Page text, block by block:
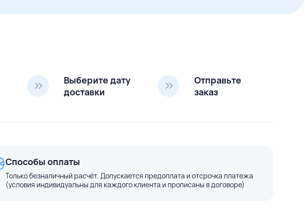
Выберите дату
доставки
Отправьте
заказ
Способы оплаты
Только безналичный расчёт. Допускается предоплата и отсрочка платежа
(условия индивидуальны для каждого клиента и прописаны в договоре)